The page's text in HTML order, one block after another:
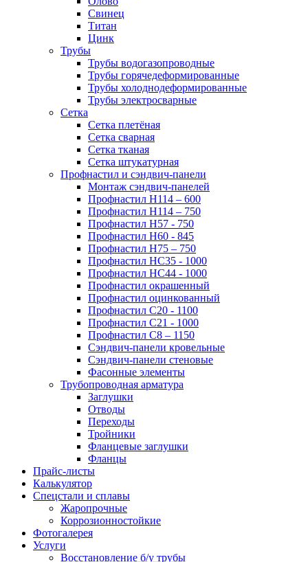
Свинец
Титан
Цинк
Трубы
Трубы водогазопроводные
Трубы горячедеформированные
Трубы холоднодеформированные
Трубы электросварные
Сетка
Сетка плетёная
Сетка сварная
Сетка тканая
Сетка штукатурная
Профнастил и сэндвич-панели
Монтаж сэндвич-панелей
Профнастил Н114 – 600
Профнастил Н114 – 750
Профнастил Н57 - 750
Профнастил Н60 - 845
Профнастил Н75 – 750
Профнастил НС35 - 1000
Профнастил НС44 - 1000
Профнастил окрашенный
Профнастил оцинкованный
Профнастил С20 - 1100
Профнастил С21 - 1000
Профнастил С8 – 1150
Сэндвич-панели кровельные
Сэндвич-панели стеновые
Фасонные элементы
Трубопроводная арматура
Заглушки
Отводы
Переходы
Тройники
Фланцевые заглушки
Фланцы
Прайс-листы
Калькулятор
Спецстали и сплавы
Жаропрочные
Коррозионностойкие
Фотогалерея
Услуги
Восстановление б/у трубы